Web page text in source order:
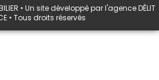
• Un site développé par l'agenceDÉLIT
• Tous droits réservés